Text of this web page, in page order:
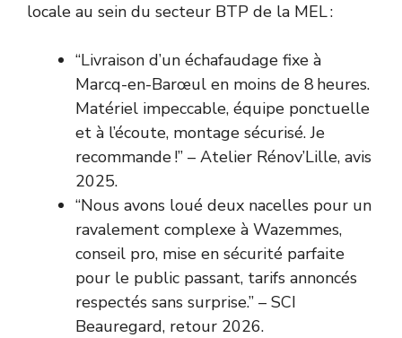
locale au sein du secteur BTP de la MEL :
“Livraison d’un échafaudage fixe à
Marcq-en-Barœul en moins de 8 heures.
Matériel impeccable, équipe ponctuelle
et à l’écoute, montage sécurisé. Je
recommande !” – Atelier Rénov’Lille, avis
2025.
“Nous avons loué deux nacelles pour un
ravalement complexe à Wazemmes,
conseil pro, mise en sécurité parfaite
pour le public passant, tarifs annoncés
respectés sans surprise.” – SCI
Beauregard, retour 2026.